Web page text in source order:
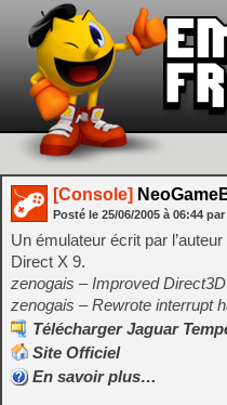
[Console]
Posté le 25/06/2005 à 06:44 par
Un émulateur écrit par
Direct X 9.
zenogais – Improved
zenogais – Rewrote interrupt
Télécharger Jaguar
Site Officiel
En savoir plus…